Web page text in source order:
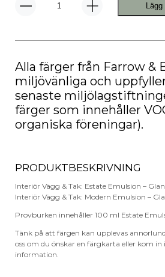
No.
Alla färger från Farrow &
miljövänliga och
senaste
färger som innehåller
organiska föreningar).
PRODUKTBESKRIVNING
Interiör Vägg & Tak: Estate Emulsion –
Interiör Vägg & Tak: Modern Emulsion –
Provburken innehåller 100 ml Estate
Tänk på att färgen kan upplevas
oss om du önskar en färgkarta eller kom
information.